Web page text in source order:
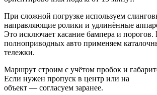
При сложной погрузке используем
направляющие ролики и удлинённые
Это исключает касание бампера и порогов.
полноприводных авто применяем
тележки.
Маршрут строим с учётом пробок и
Если нужен пропуск в центр или на
объект — согласуем заранее.